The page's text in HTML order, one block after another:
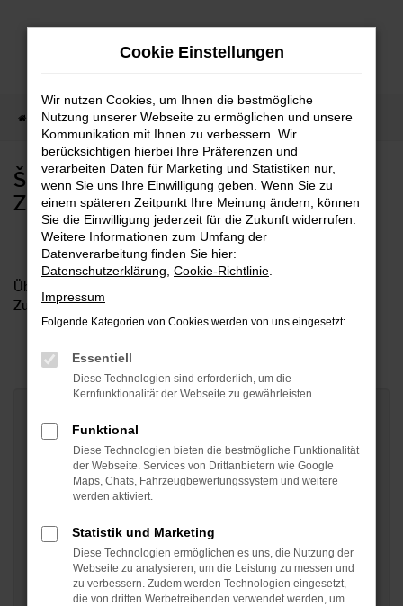
Zum
Startseite Zubehörformular Škoda Octavia
ŠKODA OCTAVIA
ZUBEHÖRFORMULAR
Über das folgende Formular können Sie das passende
Zubehör für Ihren neuen Skoda bestellen:
ich gern in Anspruch nehmen:
Radiosender einstellen.
Cookie Einstellungen
Wir nutzen Cookies, um Ihnen die bestmögliche
Nutzung unserer Webseite zu ermöglichen und unsere
Kommunikation mit Ihnen zu verbessern. Wir
berücksichtigen hierbei Ihre Präferenzen und
verarbeiten Daten für Marketing und Statistiken nur,
wenn Sie uns Ihre Einwilligung geben. Wenn Sie zu
einem späteren Zeitpunkt Ihre Meinung ändern, können
Sie die Einwilligung jederzeit für die Zukunft widerrufen.
Weitere Informationen zum Umfang der
Datenverarbeitung finden Sie hier:
Datenschutzerklärung Cookie-Richtlinie
Impressum
Folgende Kategorien von Cookies werden von uns eingesetzt:
Essentiell
Diese Technologien sind erforderlich, um die
Kernfunktionalität der Webseite zu gewährleisten.
Funktional
Diese Technologien bieten die bestmögliche Funktionalität
der Webseite. Services von Drittanbietern wie Google
Maps, Chats, Fahrzeugbewertungssystem und weitere
werden aktiviert.
Statistik und Marketing
Diese Technologien ermöglichen es uns, die Nutzung der
Webseite zu analysieren, um die Leistung zu messen und
zu verbessern. Zudem werden Technologien eingesetzt,
die von dritten Werbetreibenden verwendet werden, um